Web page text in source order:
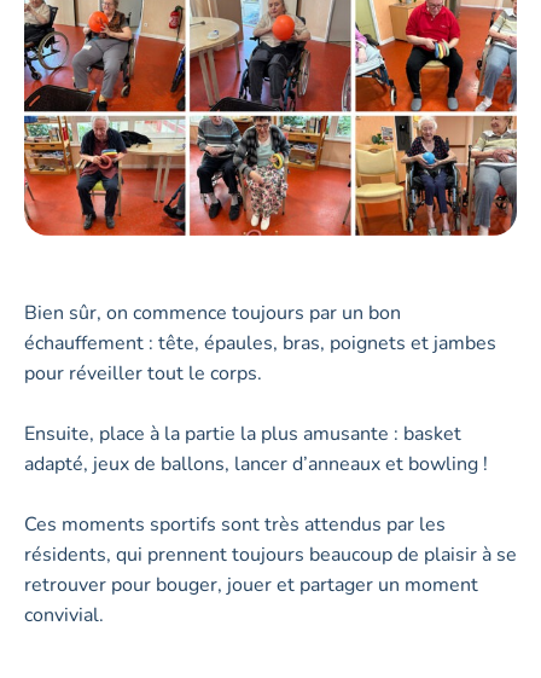
Bien sûr, on commence toujours par un bon
échauffement : tête, épaules, bras, poignets et jambes
pour réveiller tout le corps.
Ensuite, place à la partie la plus amusante : basket
adapté, jeux de ballons, lancer d’anneaux et bowling !
Ces moments sportifs sont très attendus par les
résidents, qui prennent toujours beaucoup de plaisir à se
retrouver pour bouger, jouer et partager un moment
convivial.